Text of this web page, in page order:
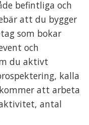
befintliga och
att du bygger
som bokar
och
du aktivt
kalla
att arbeta
antal